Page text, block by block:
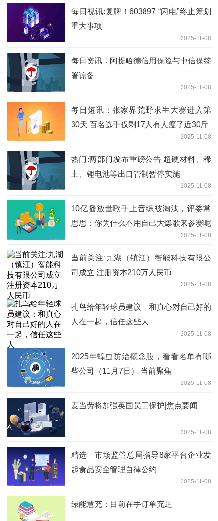
每日视讯:复牌！603897 “闪电”终止筹划
重大事项
2025-11-08
每日资讯：阿提哈德信用保险与中信保签
署谅备
2025-11-08
每日短讯：张家界荒野求生大赛进入第
30天 百名选手仅剩17人有人瘦了近30斤
2025-11-08
热门:两部门发布重磅公告 超硬材料、稀
土、锂电池等出口管制暂停实施
2025-11-08
10亿播放量歌手上音综被淘汰，评委常
思思：你为什么不用自己大爆歌来参赛呢
2025-11-08
当前关注:九湖（镇江）智能科技有限公
司成立 注册资本210万人民币
2025-11-08
扎鸟给年轻球员建议：和真心对自己好的
人在一起，信任这些人
2025-11-08
2025年蝗虫防治概念股，看看名单有哪
些公司（11月7日） 当前聚焦
2025-11-08
麦当劳将加强英国员工保护|焦点要闻
2025-11-08
精选！市场监管总局指导8家平台企业发
起食品安全管理自律公约
2025-11-08
绿能慧充：目前在手订单充足